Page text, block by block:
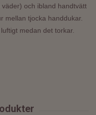
och ibland handtvätt
mellan tjocka handdukar.
medan det torkar.